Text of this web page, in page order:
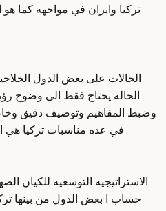
تركيا وايران في مواجهه كما
الحالات على بعض الدول
الحاله يحتاج فقط الى وضوح
وضبط المفاهيم وتوصيف دقيق
في عده مناسبات تركيا هي
الاستراتيجيه التوسعيه للكيان
حساب ا بعض الدول من بينها